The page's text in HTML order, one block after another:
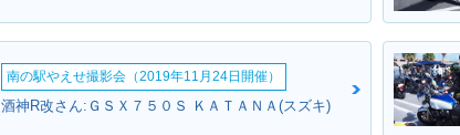
南の駅やえせ撮影会（2019年11月24日開催）
酒神R改さん:ＧＳＸ７５０Ｓ ＫＡＴＡＮＡ(スズキ)